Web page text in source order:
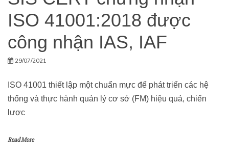
ISO 41001:2018 được
công nhận IAS, IAF
29/07/2021
ISO 41001 thiết lập một chuẩn mực để phát triển các hệ
thống và thực hành quản lý cơ sở (FM) hiệu quả, chiến
lược
Read More